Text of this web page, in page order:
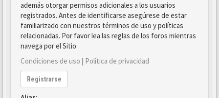
además otorgar permisos adicionales a los usuarios
registrados. Antes de identificarse asegúrese de estar
familiarizado con nuestros términos de uso y políticas
relacionadas. Por favor lea las reglas de los foros mientras
navega por el Sitio.
Condiciones de uso | Política de privacidad
Registrarse